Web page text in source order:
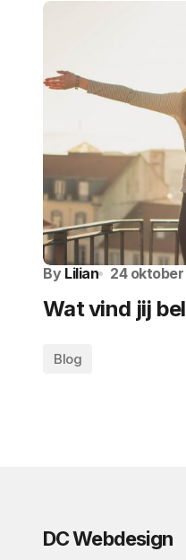
By Lilian 24 oktober
Wat vind jij
Blog
DC Webdesign